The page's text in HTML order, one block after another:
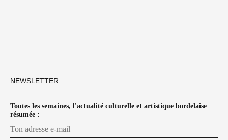
NEWSLETTER
Toutes les semaines, l'actualité culturelle et artistique bordelaise
résumée :